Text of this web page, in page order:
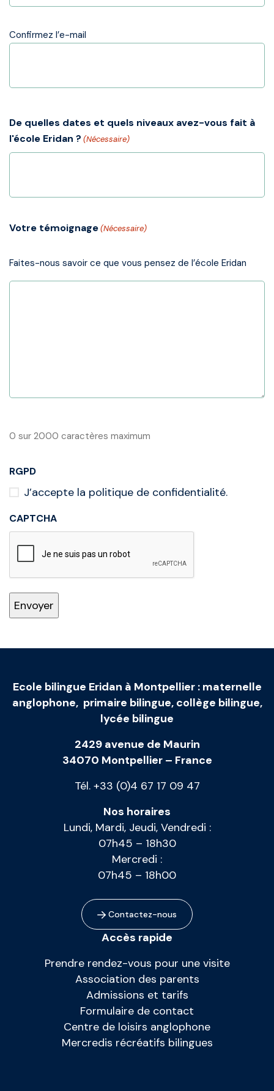
Confirmez l’e-mail
De quelles dates et quels niveaux avez-vous fait à
l'école Eridan ? (Nécessaire)
Votre témoignage(Nécessaire)
Faites-nous savoir ce que vous pensez de l’école Eridan
0 sur 2000 caractères maximum
RGPD
J’accepte la politique de confidentialité.
CAPTCHA
Ecole bilingue Eridan à Montpellier: maternelle
anglophone, primaire bilingue, collège bilingue,
lycée bilingue
2429 avenue de Maurin
34070 Montpellier – France
Tél. +33 (0)4 67 17 09 47
Nos horaires
Lundi, Mardi, Jeudi, Vendredi :
07h45 – 18h30
Mercredi :
07h45 – 18h00
Contactez-nous
Accès rapide
Prendre rendez-vous pour une visite
Association des parents
Admissions et tarifs
Formulaire de contact
Centre de loisirs anglophone
Mercredis récréatifs bilingues